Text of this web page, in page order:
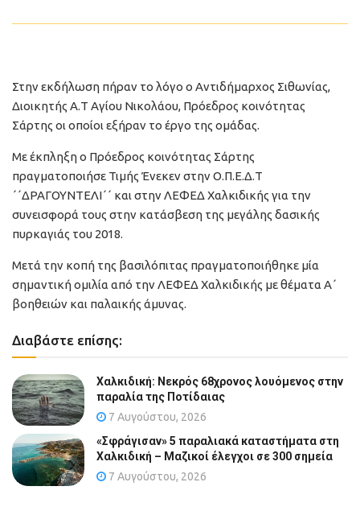
Στην εκδήλωση πήραν το λόγο ο Αντιδήμαρχος Σιθωνίας,
Διοικητής Α.Τ Αγίου Νικολάου, Πρόεδρος κοινότητας
Σάρτης οι οποίοι εξήραν το έργο της ομάδας.
Με έκπληξη ο Πρόεδρος κοινότητας Σάρτης
πραγματοποιήσε Τιμής Ένεκεν στην Ο.Π.Ε.Δ.Τ
΄΄ΔΡΑΓΟΥΝΤΕΛΙ΄΄ και στην ΛΕΦΕΔ Χαλκιδικής για την
συνεισφορά τους στην κατάσβεση της μεγάλης δασικής
πυρκαγιάς του 2018.
Μετά την κοπή της βασιλόπιτας πραγματοποιήθηκε μία
σημαντική ομιλία από την ΛΕΦΕΔ Χαλκιδικής με θέματα Α΄
βοηθειών και παλαικής άμυνας.
Διαβάστε επίσης:
Χαλκιδική: Νεκρός 68χρονος λουόμενος στην
παραλία της Ποτίδαιας
7 Αυγούστου, 2026
«Σφράγισαν» 5 παραλιακά καταστήματα στη
Χαλκιδική – Μαζικοί έλεγχοι σε 300 σημεία
7 Αυγούστου, 2026